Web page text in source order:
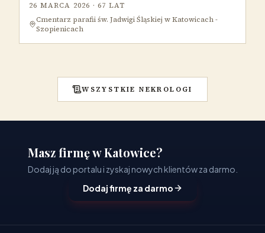
26 MARCA 2026 · 67 LAT
Cmentarz parafii św. Jadwigi Śląskiej w Katowicach -
Szopienicach
WSZYSTKIE NEKROLOGI
Masz firmę w Katowice?
Dodaj ją do portalu i zyskaj nowych klientów za darmo.
Dodaj firmę za darmo